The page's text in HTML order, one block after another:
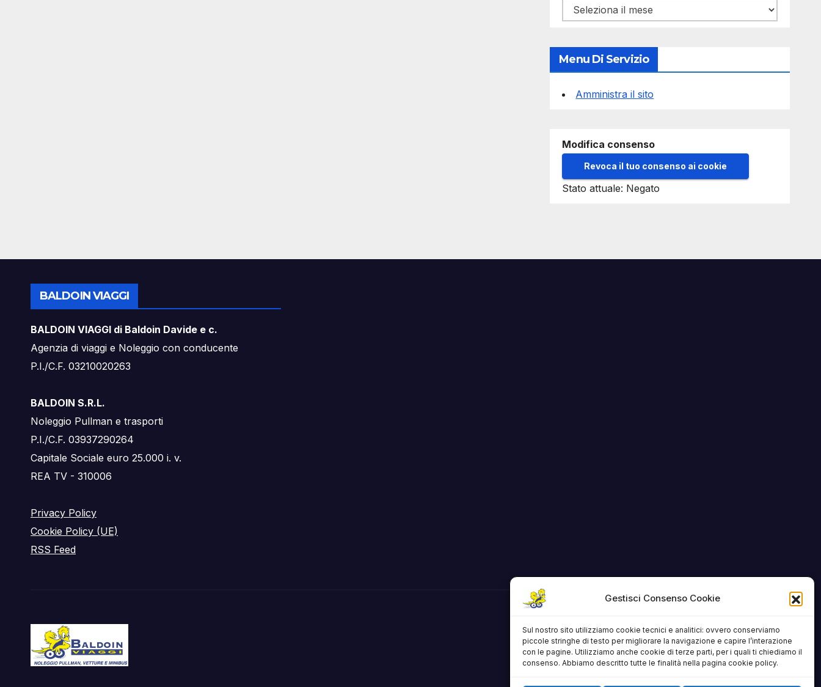
Gestisci Consenso Cookie
Sul nostro sito utilizziamo cookie tecnici e analitici: ovvero conserviamo
piccole stringhe di testo per migliorare la navigazione e capire l’interazione
con le pagine. Utilizziamo anche cookie di terze parti, per i quali ti chiediamo il
consenso. Abbiamo descritto tutte le finalità nella pagina cookie policy.
Archivi
Menu Di Servizio
Amministra il sito
Modifica consenso
Revoca il tuo consenso ai cookie
Stato attuale: Negato
BALDOIN VIAGGI
BALDOIN VIAGGI di Baldoin Davide e c.
Agenzia di viaggi e Noleggio con conducente
P.I./C.F. 03210020263
BALDOIN S.R.L.
Noleggio Pullman e trasporti
P.I./C.F. 03937290264
Capitale Sociale euro 25.000 i. v.
REA TV - 310006
Privacy Policy
Cookie Policy (UE)
RSS Feed